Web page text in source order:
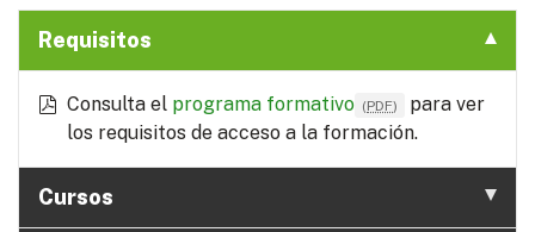
Requisitos
Consulta el programa formativo (PDF)
para ver
los requisitos de acceso a la formación.
Cursos